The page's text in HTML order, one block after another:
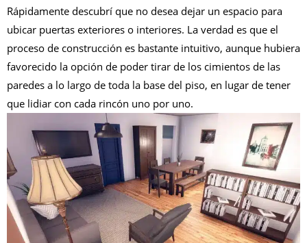
Rápidamente descubrí que no desea dejar un espacio para
ubicar puertas exteriores o interiores. La verdad es que el
proceso de construcción es bastante intuitivo, aunque hubiera
favorecido la opción de poder tirar de los cimientos de las
paredes a lo largo de toda la base del piso, en lugar de tener
que lidiar con cada rincón uno por uno.